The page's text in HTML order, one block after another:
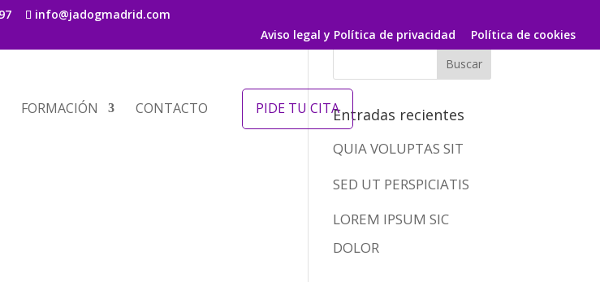
info@jadogmadrid.com
Aviso legal y Política de privacidad
Política de cookies
FORMACIÓN CONTACTO PIDE TU CITAEntradas recientes
QUIA VOLUPTAS SIT
SED UT PERSPICIATIS
LOREM IPSUM SIC
DOLOR